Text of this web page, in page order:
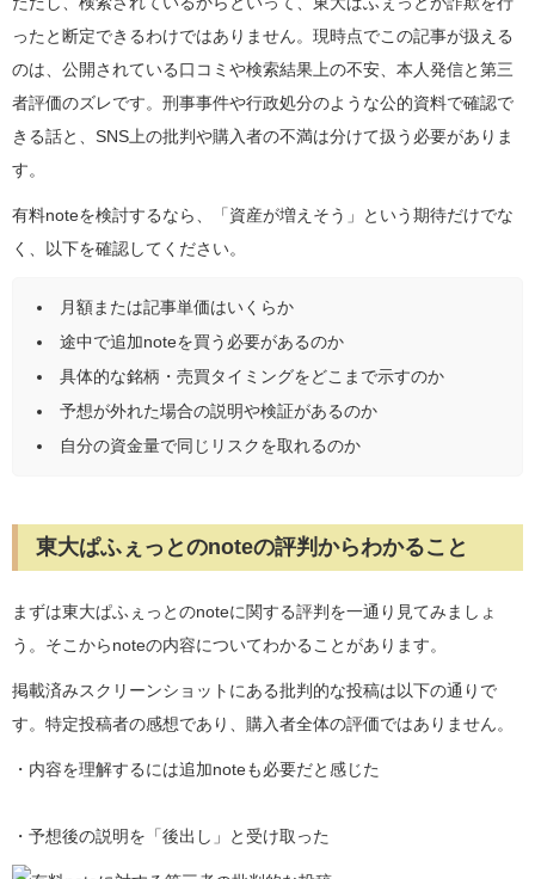
ったと断定できるわけではありません。現時点でこの記事が扱える
のは、公開されている口コミや検索結果上の不安、本人発信と第三
者評価のズレです。刑事事件や行政処分のような公的資料で確認で
きる話と、SNS上の批判や購入者の不満は分けて扱う必要がありま
す。
有料noteを検討するなら、「資産が増えそう」という期待だけでな
く、以下を確認してください。
月額または記事単価はいくらか
途中で追加noteを買う必要があるのか
具体的な銘柄・売買タイミングをどこまで示すのか
予想が外れた場合の説明や検証があるのか
自分の資金量で同じリスクを取れるのか
東大ぱふぇっとのnoteの評判からわかること
まずは東大ぱふぇっとのnoteに関する評判を一通り見てみましょ
う。そこからnoteの内容についてわかることがあります。
掲載済みスクリーンショットにある批判的な投稿は以下の通りで
す。特定投稿者の感想であり、購入者全体の評価ではありません。
・内容を理解するには追加noteも必要だと感じた
・予想後の説明を「後出し」と受け取った